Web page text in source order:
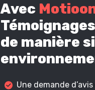
Avec
de manière
Une demande